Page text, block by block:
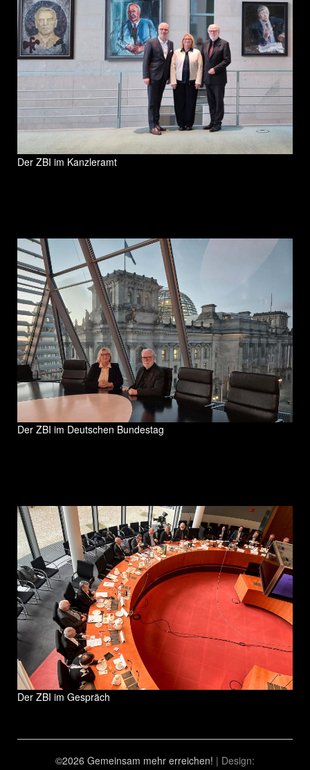
Der ZBI im Kanzleramt
Der ZBI im Deutschen Bundestag
Der ZBI im Gespräch
©2026 Gemeinsam mehr erreichen! | Design: